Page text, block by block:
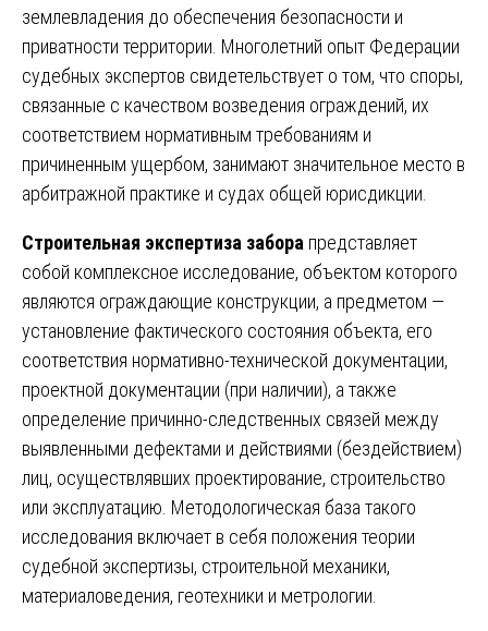
землевладения до обеспечения безопасности и
приватности территории. Многолетний опыт Федерации
судебных экспертов свидетельствует о том, что споры,
связанные с качеством возведения ограждений, их
соответствием нормативным требованиям и
причиненным ущербом, занимают значительное место в
арбитражной практике и судах общей юрисдикции.
Строительная экспертиза забора представляет
собой комплексное исследование, объектом которого
являются ограждающие конструкции, а предметом —
установление фактического состояния объекта, его
соответствия нормативно-технической документации,
проектной документации (при наличии), а также
определение причинно-следственных связей между
выявленными дефектами и действиями (бездействием)
лиц, осуществлявших проектирование, строительство
или эксплуатацию. Методологическая база такого
исследования включает в себя положения теории
судебной экспертизы, строительной механики,
материаловедения, геотехники и метрологии.